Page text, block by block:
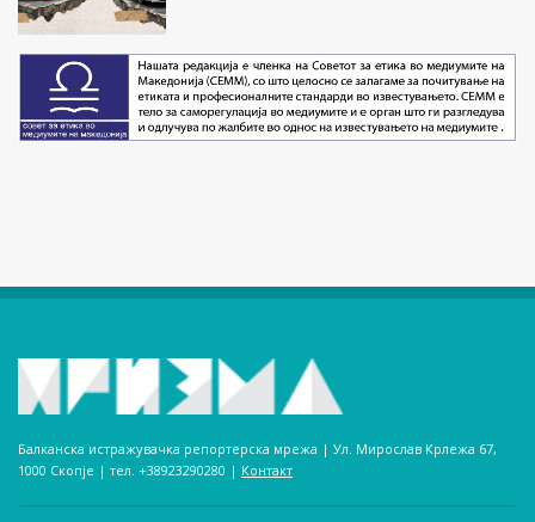
Балканска истражувачка репортерска мрежа | Ул. Мирослав Крлежа 67,
1000 Скопје | тел. +38923290280­ | Контакт